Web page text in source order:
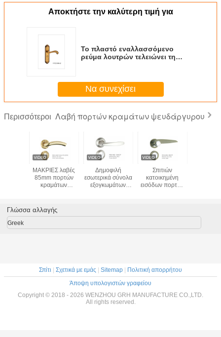
Αποκτήστε την καλύτερη τιμή για
Το πλαστό εναλλασσόμενο
ρεύμα λουτρών τελειώνει τη
Να συνεχίσει
Περισσότεροι Λαβή πορτών κραμάτων ψευδάργυρου
ΜΑΚΡΙΕΣ λαβές
85mm πορτών
κραμάτων
επίπλων σχεδίου
του Ιράν
Δημοφιλή
εσωτερικά σύνολα
εξογκωμάτων
κατεργασία
Σπιτιών
κατοικημένη
εισόδων πορτών
Γλώσσα αλλαγής
Greek
Σπίτι | Σχετικά με εμάς | Sitemap | Πολιτική απορρήτου
Άποψη υπολογιστών γραφείου
Copyright © 2018 - 2026 WENZHOU GRH MANUFACTURE CO.,LTD.
All rights reserved.